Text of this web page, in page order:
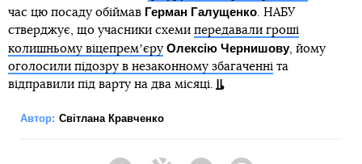
час цю посаду обіймав Герман Галущенко . НАБУ
стверджує, що учасники схеми передавали гроші
колишньому віцепремʼєру Олексію Чернишову, йому
оголосили підозру в незаконному збагаченні та
відправили під варту на два місяці.
Автор: Світлана Кравченко